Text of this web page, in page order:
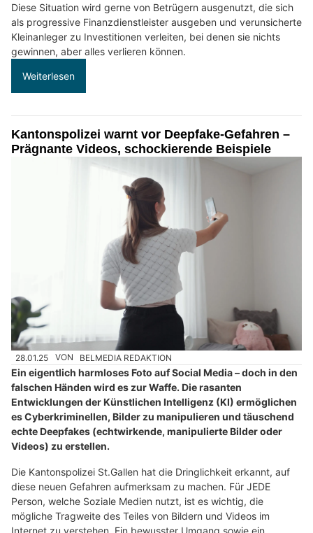
Diese Situation wird gerne von Betrügern ausgenutzt, die sich
als progressive Finanzdienstleister ausgeben und verunsicherte
Kleinanleger zu Investitionen verleiten, bei denen sie nichts
gewinnen, aber alles verlieren können.
Weiterlesen
Kantonspolizei warnt vor Deepfake-Gefahren –
Prägnante Videos, schockierende Beispiele
28.01.25 VON BELMEDIA REDAKTION
Ein eigentlich harmloses Foto auf Social Media – doch in den
falschen Händen wird es zur Waffe. Die rasanten
Entwicklungen der Künstlichen Intelligenz (KI) ermöglichen
es Cyberkriminellen, Bilder zu manipulieren und täuschend
echte Deepfakes (echtwirkende, manipulierte Bilder oder
Videos) zu erstellen.
Die Kantonspolizei St.Gallen hat die Dringlichkeit erkannt, auf
diese neuen Gefahren aufmerksam zu machen. Für JEDE
Person, welche Soziale Medien nutzt, ist es wichtig, die
mögliche Tragweite des Teiles von Bildern und Videos im
Internet zu verstehen. Ein bewusster Umgang sowie ein